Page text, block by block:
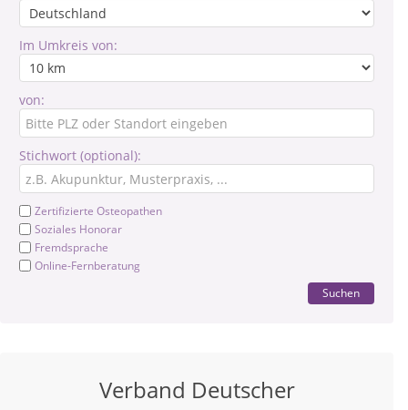
Im Umkreis von:
von:
Stichwort (optional):
Zertifizierte Osteopathen
Soziales Honorar
Fremdsprache
Online-Fernberatung
Suchen
Verband Deutscher